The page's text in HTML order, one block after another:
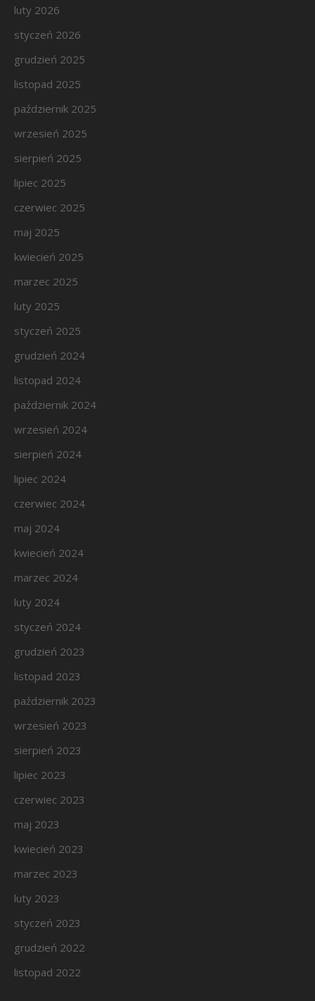
luty 2026
styczeń 2026
grudzień 2025
listopad 2025
październik 2025
wrzesień 2025
sierpień 2025
lipiec 2025
czerwiec 2025
maj 2025
kwiecień 2025
marzec 2025
luty 2025
styczeń 2025
grudzień 2024
listopad 2024
październik 2024
wrzesień 2024
sierpień 2024
lipiec 2024
czerwiec 2024
maj 2024
kwiecień 2024
marzec 2024
luty 2024
styczeń 2024
grudzień 2023
listopad 2023
październik 2023
wrzesień 2023
sierpień 2023
lipiec 2023
czerwiec 2023
maj 2023
kwiecień 2023
marzec 2023
luty 2023
styczeń 2023
grudzień 2022
listopad 2022